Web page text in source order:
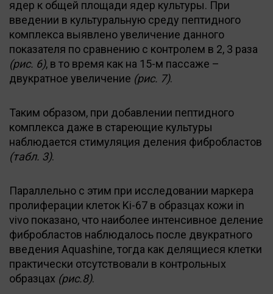
ядер к общей площади ядер культуры. При
введении в культуральную среду пептидного
комплекса выявлено увеличение данного
показателя по сравнению с контролем в 2, 3 раза
(рис. 6), в то время как на 15-м пассаже –
двукратное увеличение (рис. 7).
Таким образом, при добавлении пептидного
комплекса даже в стареющие культуры
наблюдается стимуляция деления фибробластов
(табл. 3).
Параллельно с этим при исследовании маркера
пролиферации клеток Ki-67 в образцах кожи in
vivo показано, что наиболее интенсивное деление
фибробластов наблюдалось после двукратного
введения Aquashine, тогда как делящиеся клетки
практически отсутствовали в контрольных
образцах (рис.8).